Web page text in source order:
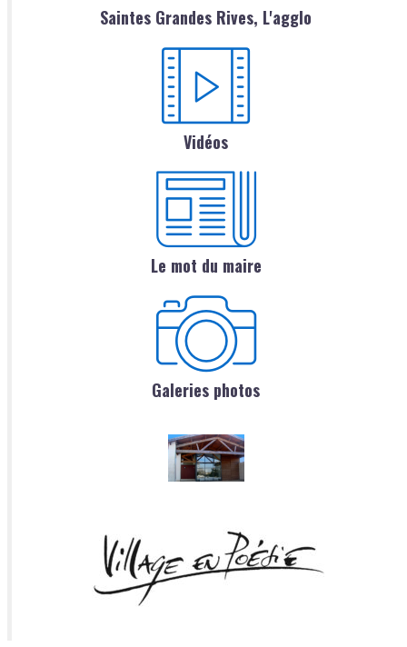
Saintes Grandes Rives, L'agglo
Vidéos
Le mot du maire
Galeries photos